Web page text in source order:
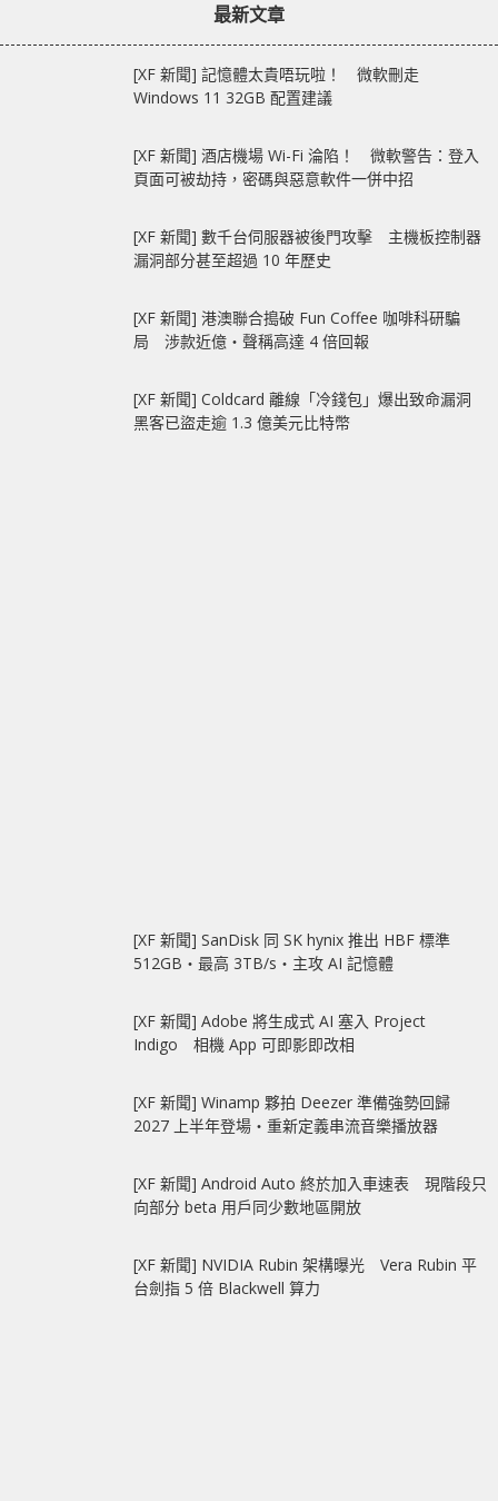
最新文章
[XF 新聞] 記憶體太貴唔玩啦！ 微軟刪走
Windows 11 32GB 配置建議
[XF 新聞] 酒店機場 Wi-Fi 淪陷！ 微軟警告：登入
頁面可被劫持，密碼與惡意軟件一併中招
[XF 新聞] 數千台伺服器被後門攻擊 主機板控制器
漏洞部分甚至超過 10 年歷史
[XF 新聞] 港澳聯合搗破 Fun Coffee 咖啡科研騙
局 涉款近億‧聲稱高達 4 倍回報
[XF 新聞] Coldcard 離線「冷錢包」爆出致命漏洞
黑客已盜走逾 1.3 億美元比特幣
[XF 新聞] SanDisk 同 SK hynix 推出 HBF 標準
512GB‧最高 3TB/s‧主攻 AI 記憶體
[XF 新聞] Adobe 將生成式 AI 塞入 Project
Indigo 相機 App 可即影即改相
[XF 新聞] Winamp 夥拍 Deezer 準備強勢回歸
2027 上半年登場‧重新定義串流音樂播放器
[XF 新聞] Android Auto 終於加入車速表 現階段只
向部分 beta 用戶同少數地區開放
[XF 新聞] NVIDIA Rubin 架構曝光 Vera Rubin 平
台劍指 5 倍 Blackwell 算力